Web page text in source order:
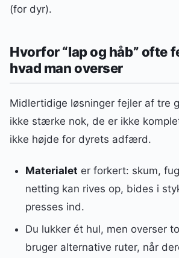
(for dyr).
Hvorfor “lap og håb” ofte
hvad man overser
Midlertidige løsninger fejler af tre
ikke stærke nok, de er ikke
ikke højde for dyrets adfærd.
Materialet er forkert: skum,
netting kan rives op, bides i
presses ind.
Du lukker ét hul, men overser
bruger alternative ruter, når